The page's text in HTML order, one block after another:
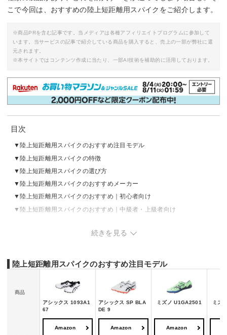
こで今回は、おすすめの陸上短距離用スパイクをご紹介します。
※商品PRを含む記事です。当メディアは各種アフィリエイトプログラムに参加して
います。当サービスの記事で紹介している商品を購入すると、売上の一部が弊社に還
元されます。
※本サイトではコンテンツ作成に当たり、一部AI技術を補助的に活用しております。
目次
陸上短距離用スパイクのおすすめ注目モデル
陸上短距離用スパイクの特徴
陸上短距離用スパイクの選び方
陸上短距離用スパイクのおすすめメーカー
陸上短距離用スパイクのおすすめ｜初心者向け
陸上短距離用スパイクのおすすめ｜中級者・上級者向け
番外編：スパイクピンの交換の時期は？
続きを見る
陸上短距離用スパイクのおすすめ注目モデル
商品
アシックス 1093A1
67
アシックス SP BLA
DE 9
ミズノ U1GA2501 ミズ
Amazon Amazon Amazon